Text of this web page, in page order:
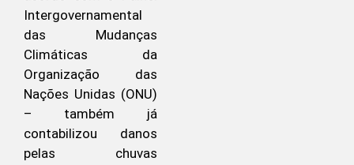
Intergovernamental
das Mudanças
Climáticas da
Organização das
Nações Unidas (ONU)
– também já
contabilizou danos
pelas chuvas